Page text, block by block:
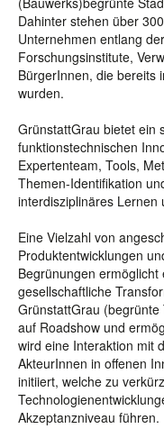
Dahinter stehen über
Unternehmen entlang
Forschungsinstitute,
BürgerInnen, die bereits
wurden.
GrünstattGrau bietet ein
funktionstechnischen
Expertenteam, Tools,
Themen-Identifikation
interdisziplinäres Lernen
Eine Vielzahl von
Produktentwicklungen
Begrünungen
gesellschaftliche
GrünstattGrau
auf Roadshow und
wird eine Interaktion mit
AkteurInnen in offenen
initiiert, welche zu
Akzeptanzniveau führen.